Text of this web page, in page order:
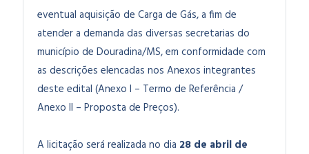
eventual aquisição de Carga de Gás,a fim de
atender a demanda das diversas secretarias do
município de Douradina/MS, em conformidade com
as descrições elencadas nos Anexos integrantes
deste edital (Anexo I – Termo de Referência /
Anexo II – Proposta de Preços).
A licitação será realizada no dia 28 de abril de